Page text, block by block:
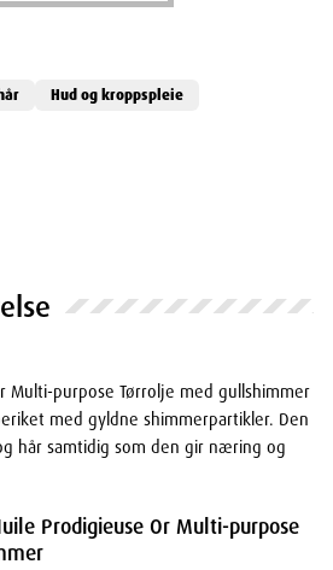
Multi-purpose Tørrolje med gullshimmer
med gyldne shimmerpartikler. Den
hår samtidig som den gir næring og
Prodigieuse Or Multi-purpose
Hud og kroppspleie